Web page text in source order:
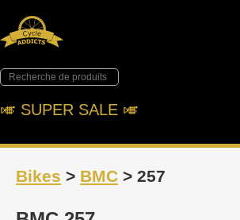
🎺︎ SUPER SALE 🎺︎
Bikes > BMC > 257